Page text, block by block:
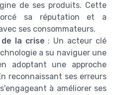
de ses produits. Cette
sa réputation et a
ses consommateurs.
la crise : Un acteur clé
a su naviguer une
adoptant une approche
reconnaissant ses erreurs
à améliorer ses